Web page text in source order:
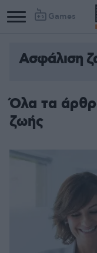
Games
Ασφάλιση
Όλα τα
ζωής